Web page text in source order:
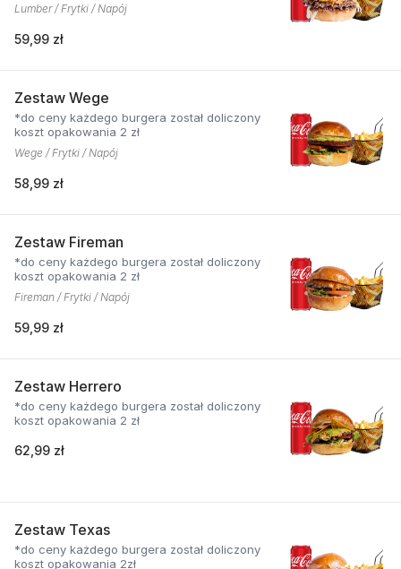
Lumber / Frytki / Napój
59,99 zł
Zestaw Wege
*do ceny każdego burgera został doliczony
koszt opakowania 2 zł
Wege / Frytki / Napój
58,99 zł
Zestaw Fireman
*do ceny każdego burgera został doliczony
koszt opakowania 2 zł
Fireman / Frytki / Napój
59,99 zł
Zestaw Herrero
*do ceny każdego burgera został doliczony
koszt opakowania 2 zł
62,99 zł
Zestaw Texas
*do ceny każdego burgera został doliczony
koszt opakowania 2zł